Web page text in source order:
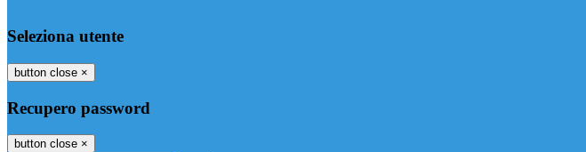
Seleziona utente
button close ×
Recupero password
button close ×